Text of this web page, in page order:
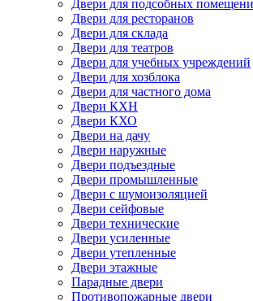
Двери для подсобных
Двери для ресторанов
Двери для склада
Двери для театров
Двери для учебных учреждений
Двери для хозблока
Двери для частного дома
Двери КХН
Двери КХО
Двери на дачу
Двери наружные
Двери подъездные
Двери промышленные
Двери с шумоизоляцией
Двери сейфовые
Двери технические
Двери усиленные
Двери утепленные
Двери этажные
Парадные двери
Противопожарные двери